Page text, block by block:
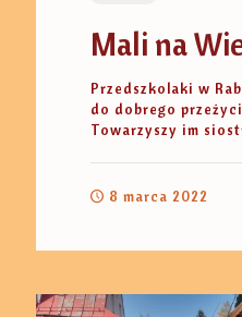
Mali na
Przedszkolaki w
do dobrego
Towarzyszy im
8 marca 2022